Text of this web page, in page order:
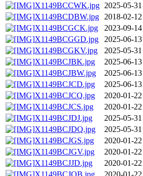
X1149BCCWK.jpg 2025-05-
X1149BCDBW.jpg
2018-02-
X1149BCGCK.jpg
2023-09-
X1149BCGGD.jpg
2025-06-
X1149BCGKV.jpg
2025-05-
X1149BCJBK.jpg
2025-06-
X1149BCJBW.jpg
2025-06-
X1149BCJCD.jpg
2025-06-
X1149BCJCQ.jpg
2020-01-
X1149BCJCS.jpg
2020-01-
X1149BCJDJ.jpg
2025-05-
X1149BCJDQ.jpg
2025-05-
X1149BCJGS.jpg
2020-01-
X1149BCJGV.jpg
2020-01-
X1149BCJJD.jpg
2020-01-
X1149BCJQB.jpg
2020-01-